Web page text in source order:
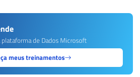
plataforma de Dados Microsoft
meus treinamentos